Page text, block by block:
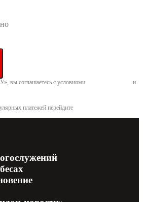
соглашаетесь с условиями
и
платежей перейдите